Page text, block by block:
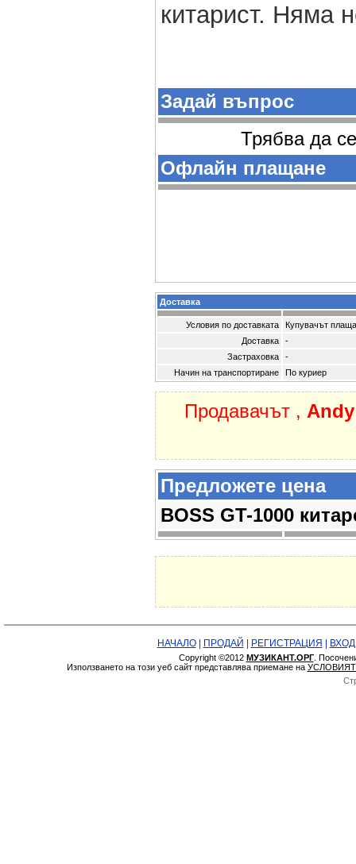
китарист. Няма
Задай въпрос
Трябва да
Офлайн плащане
Доставка
Условия по доставката
Купувачът
Доставка
-
Застраховка
-
Начин на транспортиране
По куриер
Продавачът ,
Предложете цена
BOSS GT-1000
НАЧАЛО| ПРОДАЙ РЕГИСТРАЦИЯ ВХОД
Copyright ©2012 МУЗИКАНТ.ОРГ.
Използването на този уеб сайт представлява приемане на